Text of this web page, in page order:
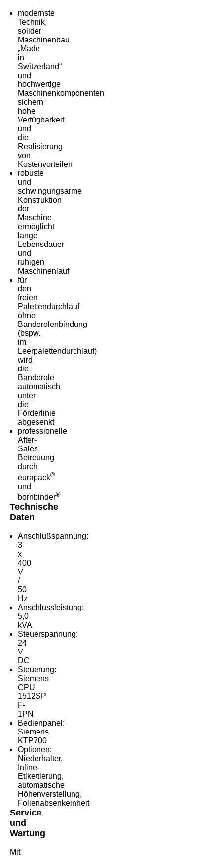
modernste
Technik,
solider
Maschinenbau
„Made
in
Switzerland“
und
hochwertige
Maschinenkomponenten
sichern
hohe
Verfügbarkeit
und
die
Realisierung
von
Kostenvorteilen
robuste
und
schwingungsarme
Konstruktion
der
Maschine
ermöglicht
lange
Lebensdauer
und
ruhigen
Maschinenlauf
für
den
freien
Palettendurchlauf
ohne
Banderolenbindung
(bspw.
im
Leerpalettendurchlauf)
wird
die
Banderole
automatisch
unter
die
Förderlinie
abgesenkt
professionelle
After-
Sales
Betreuung
durch
eurapack®
und
bornbinder®
Technische
Daten
Anschlußspannung:
3
x
400
V
/
50
Hz
Anschlussleistung:
5,0
kVA
Steuerspannung:
24
V
DC
Steuerung:
Siemens
CPU
1512SP
F-
1PN
Bedienpanel:
Siemens
KTP700
Optionen:
Niederhalter,
Inline-
Etikettierung,
automatische
Höhenverstellung,
Folienabsenkeinheit
Service
und
Wartung
Mit